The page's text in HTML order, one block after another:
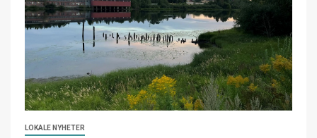
LOKALE NYHETER